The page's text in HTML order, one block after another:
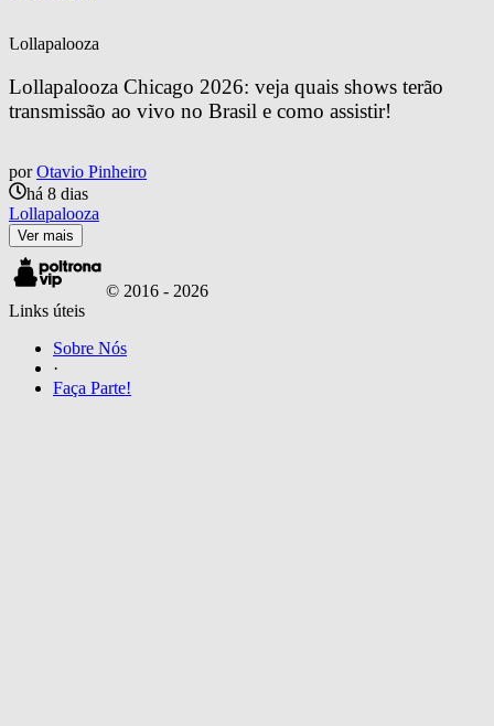
Lollapalooza
Lollapalooza Chicago 2026: veja quais shows terão
transmissão ao vivo no Brasil e como assistir!
por Otavio Pinheiro
há 8 dias
Lollapalooza
Ver mais
© 2016 - 2026
Links úteis
Sobre Nós
·
Faça Parte!